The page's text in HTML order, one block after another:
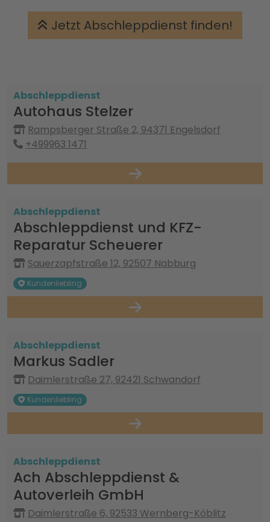
Jetzt Abschleppdienst finden!
Abschleppdienst
Autohaus Stelzer
Rampsberger Straße 2, 94371 Engelsdorf
+499963 1471
Abschleppdienst
Abschleppdienst und KFZ-
Reparatur Scheuerer
Sauerzapfstraße 12, 92507 Nabburg
Kundenliebling
Abschleppdienst
Markus Sadler
Daimlerstraße 27, 92421 Schwandorf
Kundenliebling
Abschleppdienst
Ach Abschleppdienst &
Autoverleih GmbH
Daimlerstraße 6, 92533 Wernberg-Köblitz